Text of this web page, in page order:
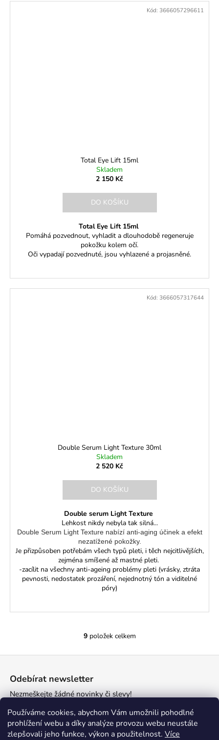
Používáme cookies, abychom Vám umožnili pohodlné
prohlížení webu a díky analýze provozu webu neustále
zlepšovali jeho funkce, výkon a použitelnost. Více
Total Eye Lift 15ml
Skladem
2 150 Kč
DO KOŠÍKU
Total Eye Lift 15ml
Pomáhá pozvednout, vyhladit a dlouhodobě regeneruje
pokožku kolem očí.
Oči vypadají pozvednuté, jsou vyhlazené a projasněné.
Kód: 3666057296611
Double Serum Light Texture 30ml
Skladem
2 520 Kč
DO KOŠÍKU
Double serum Light Texture
Lehkost nikdy nebyla tak silná...
Double Serum Light Texture nabízí anti-aging účinek a efekt
nezatížené pokožky.
Je přizpůsoben potřebám všech typů pleti, i těch nejcitlivějších,
zejména smíšené až mastné pleti.
-zacílit na všechny anti-ageing problémy pleti (vrásky, ztráta
pevnosti, nedostatek prozáření, nejednotný tón a viditelné
póry)
Kód: 3666057317644
O
a
p
r
9položek celkem
a
Odebírat newsletter
Nezmeškejte žádné novinky či slevy!
E-mail